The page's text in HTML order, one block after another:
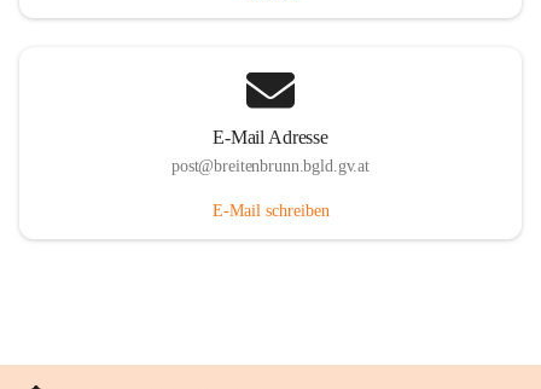
E-Mail Adresse
post@breitenbrunn.bgld.gv.at
E-Mail schreiben